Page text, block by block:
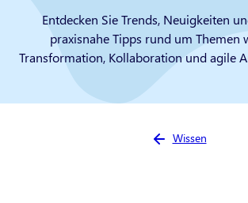
Entdecken Sie Trends, Neuigkeiten
praxisnahe Tipps rund um Themen
Transformation, Kollaboration und agile
Sie sind hier:
Wissen